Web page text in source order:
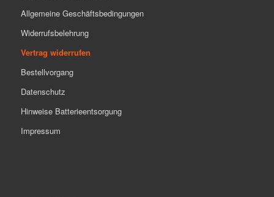
Allgemeine Geschäftsbedingungen
Widerrufsbelehrung
Vertrag widerrufen
Bestellvorgang
Datenschutz
Hinweise Batterieentsorgung
Impressum